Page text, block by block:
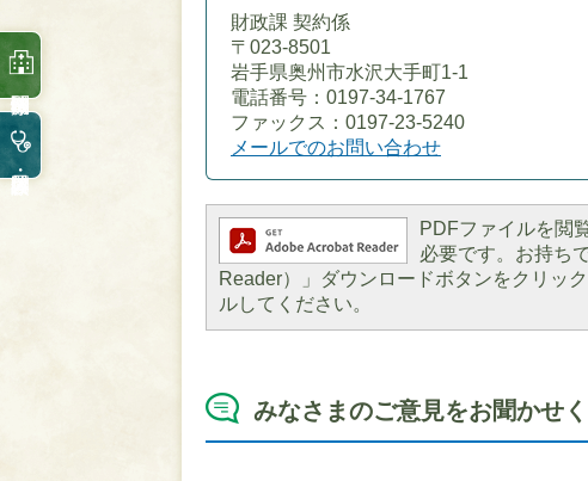
財政課 契約係
〒023-8501
岩手県奥州市水沢大手町1-1
電話番号：0197-34-1767
ファックス：0197-23-5240
メールでのお問い合わせ
PDFファイルを閲
必要です。お持ち
Reader）」ダウンロードボタンをクリッ
ルしてください。
みなさまのご意見をお聞かせ